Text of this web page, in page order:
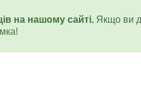
на нашому сайті. Якщо ви